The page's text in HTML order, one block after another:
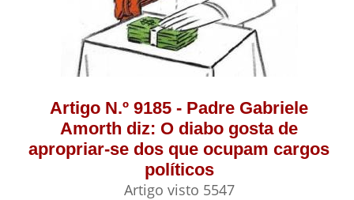
Artigo N.º 9185 - Padre Gabriele
Amorth diz: O diabo gosta de
apropriar-se dos que ocupam cargos
políticos
Artigo visto 5547